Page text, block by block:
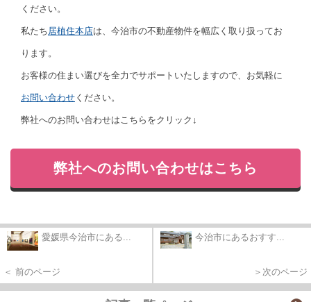
ください。
私たち居植住本店は、今治市の不動産物件を幅広く取り扱ってお
ります。
お客様の住まい選びを全力でサポートいたしますので、お気軽に
お問い合わせ ください。
弊社へのお問い合わせはこちらをクリック↓
弊社へのお問い合わせはこちら
愛媛県今治市にある...
＜ 前のページ
今治市にあるおすす...
＞次のページ